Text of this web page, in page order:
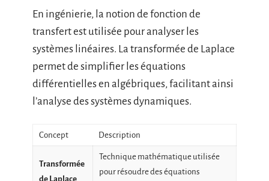
En ingénierie, la notion de fonction de
transfert est utilisée pour analyser les
systèmes linéaires. La transformée de Laplace
permet de simplifier les équations
différentielles en algébriques, facilitant ainsi
l’analyse des systèmes dynamiques.
Concept Description
Transformée
de Laplace
Technique mathématique utilisée
pour résoudre des équations